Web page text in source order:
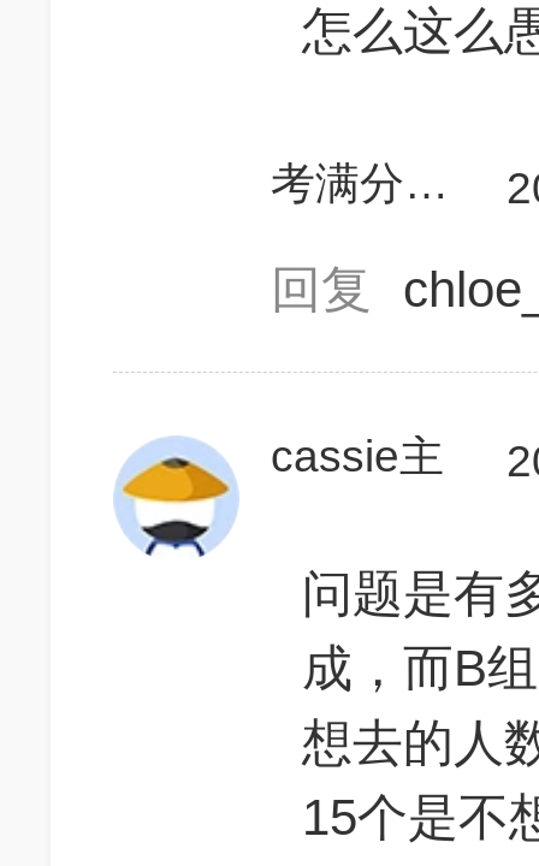
怎么这么
考满分哈哈哈
回复
cassie主
问题是有
成，而B
想去的人
15个是不